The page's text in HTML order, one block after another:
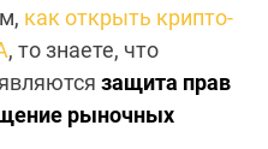
как открыть крипто-
, то знаете, что
защита прав
рыночных